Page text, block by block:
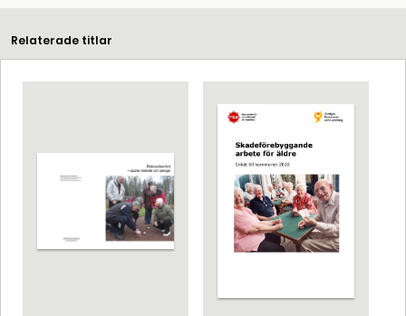
Relaterade titlar